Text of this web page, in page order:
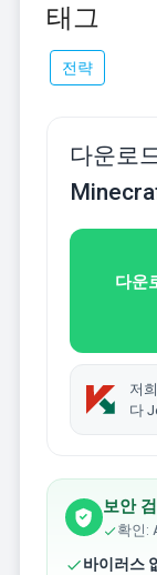
태그
전략
다운로
다운
저
다
보안
확인:
바이러스